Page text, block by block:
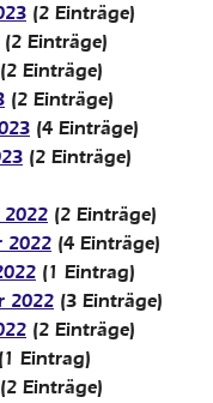
(2 Einträge)
(2 Einträge)
(2 Einträge)
(2 Einträge)
(4 Einträge)
(2 Einträge)
2022 (2 Einträge)
2022 (4 Einträge)
(1 Eintrag)
2022 (3 Einträge)
(2 Einträge)
(1 Eintrag)
(2 Einträge)